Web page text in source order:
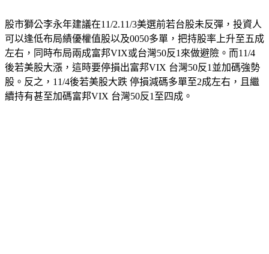
股市獅公李永年建議在11/2.11/3美選前若台股未反彈，投資人
可以逢低布局績優權值股以及0050多單，把持股率上升至五成
左右，同時布局兩成富邦VIX或台灣50反1來做避險。而11/4
後若美股大漲，這時要停損出富邦VIX 台灣50反1並加碼強勢
股。反之，11/4後若美股大跌 停損減碼多單至2成左右，且繼